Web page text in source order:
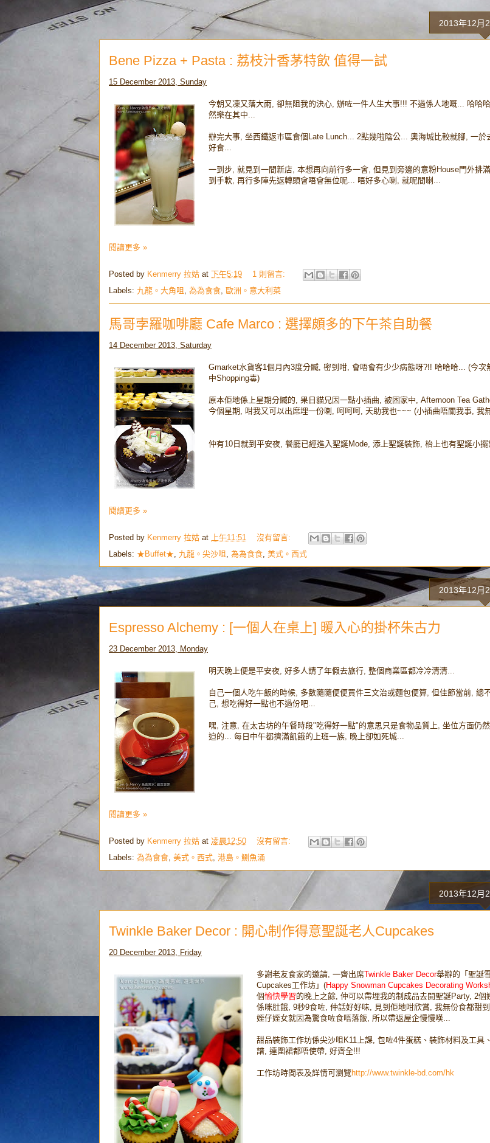
2013年12月
Bene Pizza + Pasta : 荔枝汁香茅特飲 值得一試
15 December 2013, Sunday
今朝又凍又落大雨, 卻無阻我的決心, 辦咗一件人生大事!!! 不過係人地嘅... 哈哈
然樂在其中...
辦完大事, 坐西鐵返市區食個Late Lunch... 2點幾啦陰公... 奧海城比較就腳, 一於
好食...
一到步, 就見到一間新店, 本想再向前行多一會, 但見到旁邊的意粉House門外排
到手軟, 再行多陣先返轉頭會唔會無位呢... 唔好多心喇, 就呢間喇...
閱讀更多 »
Posted by Kenmerry 拉姑 at 下午5:19
1 則留言:
Labels: 九龍。大角咀 為為食食 歐洲。意大利菜
馬哥孛羅咖啡廳 Cafe Marco : 選擇頗多的下午茶自助餐
14 December 2013, Saturday
Gmarket水貨客1個月內3度分贓, 密到咁, 會唔會有少少病態呀?!! 哈哈哈... (今次
中Shopping毒)
原本佢地係上星期分贓的, 果日貓兄因一點小插曲, 被困家中, Afternoon Tea
今個星期, 咁我又可以出席埋一份喇, 呵呵呵, 天助我也~~~ (小插曲唔關我事, 我
仲有10日就到平安夜, 餐廳已經進入聖誕Mode, 添上聖誕裝飾, 枱上也有聖誕小擺
閱讀更多 »
Posted by Kenmerry 拉姑 at 上午11:51
沒有留言:
Labels: ★Buffet★ 九龍。尖沙咀 為為食食 美式。西式
2013年12月
Espresso Alchemy : [一個人在桌上] 暖入心的掛杯朱古力
23 December 2013, Monday
明天晚上便是平安夜, 好多人請了年假去旅行, 整個商業區都冷冷清清...
自己一個人吃午飯的時候, 多數隨隨便便買件三文治或麵包便算, 但佳節當前, 總
己, 想吃得好一點也不過份吧...
嘿, 注意, 在太古坊的午餐時段"吃得好一點"的意思只是食物品質上, 坐位方面仍
迫的... 每日中午都擠滿飢餓的上班一族, 晚上卻如死城...
閱讀更多 »
Posted by Kenmerry 拉姑 at 凌晨12:50
沒有留言:
Labels: 為為食食 美式。西式 港島。鰂魚涌
2013年12月
Twinkle Baker Decor : 開心制作得意聖誕老人Cupcakes
20 December 2013, Friday
多謝老友食家的邀請, 一齊出席Twinkle Baker Decor舉辦的「聖誕
Cupcakes工作坊」(Happy Snowman Cupcakes Decorating
個愉快學習的晚上之餘, 仲可以帶埋我的制成品去開聖誕Party, 2個
係咪肚餓, 9秒9食咗, 仲話好好味, 見到佢地咁欣賞, 我無份食都甜
姪仔姪女就因為驚食咗食唔落飯, 所以帶返屋企慢慢嘆...
甜品裝飾工作坊係尖沙咀K11上課, 包咗4件蛋糕、裝飾材料及工具
譜, 連圍裙都唔使帶, 好齊全!!!
工作坊時間表及詳情可瀏覽http://www.twinkle-bd.com/hk